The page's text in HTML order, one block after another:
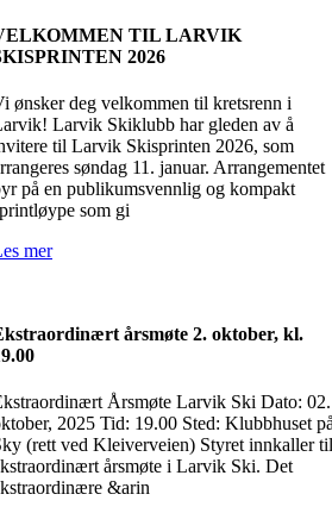
TIL LARVIK
2026
ønsker deg velkommen til kretsrenn i
Larvik Skiklubb har gleden av å
til Larvik Skisprinten 2026, som
søndag 11. januar. Arrangementet
på en publikumsvennlig og kompakt
som gi
mer
årsmøte 2. oktober, kl.
Årsmøte Larvik Ski Dato: 02.
2025 Tid: 19.00 Sted: Klubbhuset
(rett ved Kleiverveien) Styret innkaller til
årsmøte i Larvik Ski. Det
&arin